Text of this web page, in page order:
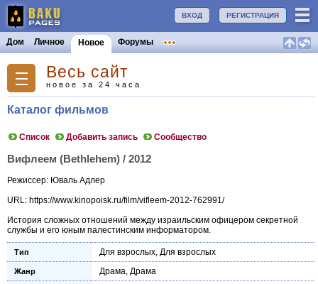
РЕГИСТРАЦИЯ
ВХОД
Дом Личное Новое Форумы
Весь сайт
новое за 24 часа
Каталог фильмов
Список Добавить запись Сообщество
Вифлеем (Bethlehem) / 2012
Режиссер: Юваль Адлер
URL: https://www.kinopoisk.ru/film/vifleem-2012-762991/
История сложных отношений между израильским офицером секретной
службы и его юным палестинским информатором.
Тип Для взрослых, Для взрослых
Жанр Драма, Драма